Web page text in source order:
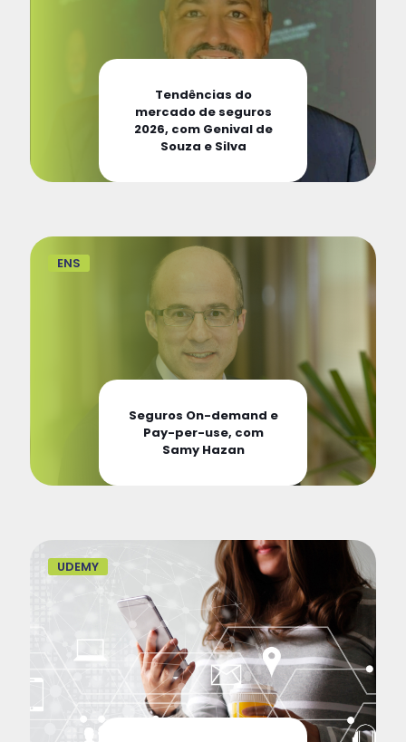
Tendências do
mercado de seguros
2026, com Genival de
Souza e Silva
ENS
Seguros On-demand e
Pay-per-use, com
Samy Hazan
UDEMY